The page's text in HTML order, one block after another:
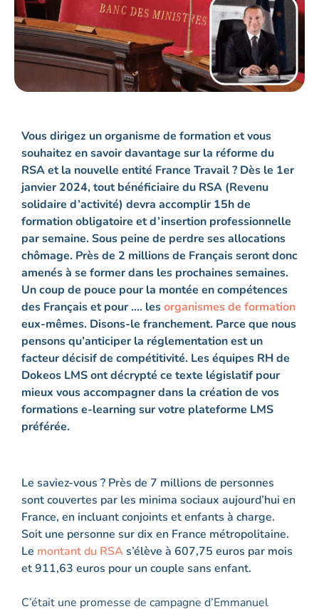
Vous dirigez un organisme de formation et vous
souhaitez en savoir davantage sur la réforme du
RSA et la nouvelle entité France Travail ? Dès le 1er
janvier 2024, tout bénéficiaire du RSA (Revenu
solidaire d’activité) devra accomplir 15h de
formation obligatoire et d’insertion professionnelle
par semaine. Sous peine de perdre ses allocations
chômage. Près de 2 millions de Français seront donc
amenés à se former dans les prochaines semaines.
Un coup de pouce pour la montée en compétences
des Français et pour …. lesorganismes de formation
eux-mêmes. Disons-le franchement. Parce que nous
pensons qu’anticiper la réglementation est un
facteur décisif de compétitivité. Les équipes RH de
Dokeos LMS ont décrypté ce texte législatif pour
mieux vous accompagner dans la création de vos
formations e-learning sur votre plateforme LMS
préférée.
Le saviez-vous ? Près de 7 millions de personnes
sont couvertes par les minima sociaux aujourd’hui en
France, en incluant conjoints et enfants à charge.
Soit une personne sur dix en France métropolitaine.
Le montant du RSAs’élève à 607,75 euros par mois
et 911,63 euros pour un couple sans enfant.
C’était une promesse de campagne d’Emmanuel